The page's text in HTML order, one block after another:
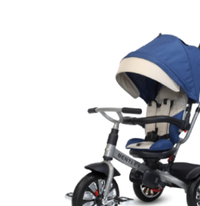
SCAUNE AUTO
SCOICI AUTO
LA PLIMBARE
CAMERA COPILULUI